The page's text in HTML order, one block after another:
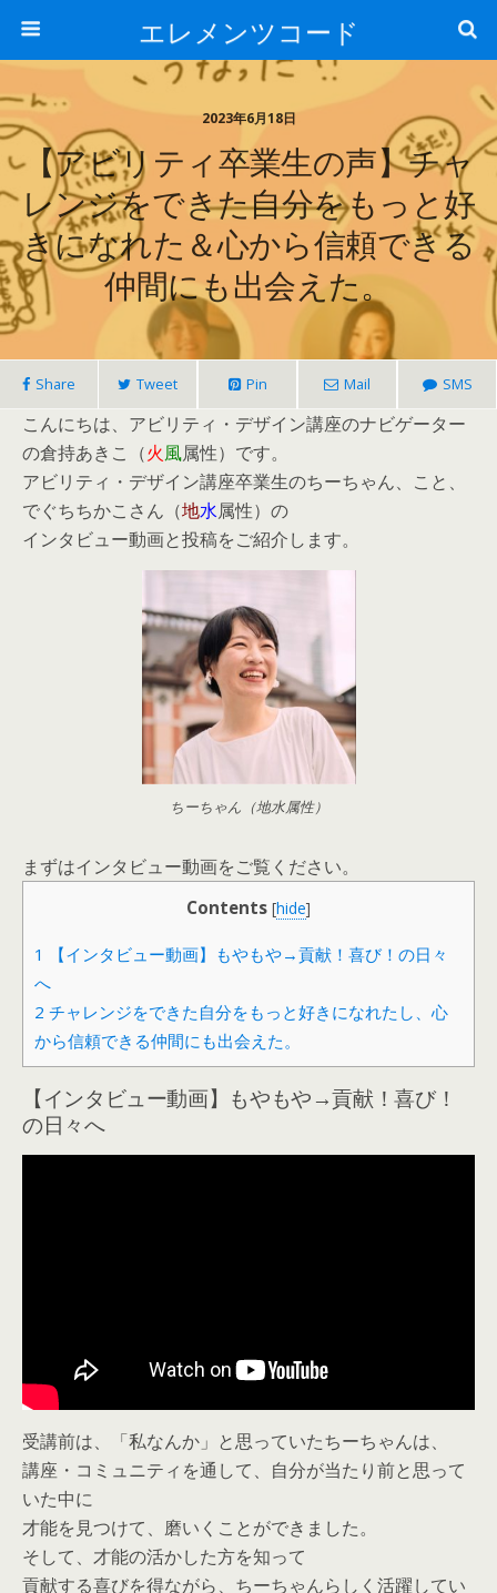
エレメンツコード
2023年6月18日
【アビリティ卒業生の声】チャ
レンジをできた自分をもっと好
きになれた＆心から信頼できる
仲間にも出会えた。
Share Tweet Pin Mail SMS
こんにちは、アビリティ・デザイン講座のナビゲーター
の倉持あきこ（火風属性）です。
アビリティ・デザイン講座卒業生のちーちゃん、こと、
でぐちちかこさん（地水属性）の
インタビュー動画と投稿をご紹介します。
ちーちゃん（地水属性）
まずはインタビュー動画をご覧ください。
Contents [hide]
1
【インタビュー動画】もやもや→貢献！喜び！の日々
へ
2 チャレンジをできた自分をもっと好きになれたし、心
から信頼できる仲間にも出会えた。
【インタビュー動画】もやもや→貢献！喜び！
の日々へ
受講前は、「私なんか」と思っていたちーちゃんは、
講座・コミュニティを通して、自分が当たり前と思って
いた中に
才能を見つけて、磨いくことができました。
そして、才能の活かした方を知って
貢献する喜びを得ながら、ちーちゃんらしく活躍してい